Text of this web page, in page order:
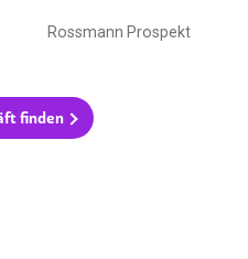
Rossmann Prospekt
finden